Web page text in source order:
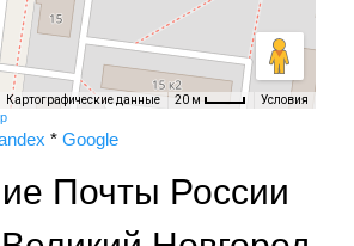
Картографические данные 20 м Условия
* Google
Почты России